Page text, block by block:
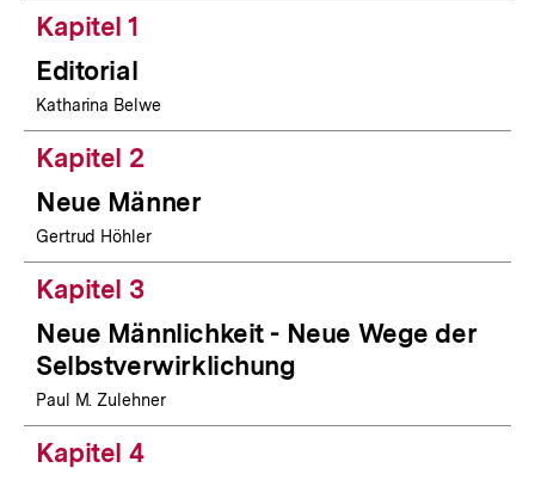
Kapitel 1
Editorial
Katharina Belwe
Kapitel 2
Neue Männer
Gertrud Höhler
Kapitel 3
Neue Männlichkeit - Neue Wege der
Selbstverwirklichung
Paul M. Zulehner
Kapitel 4